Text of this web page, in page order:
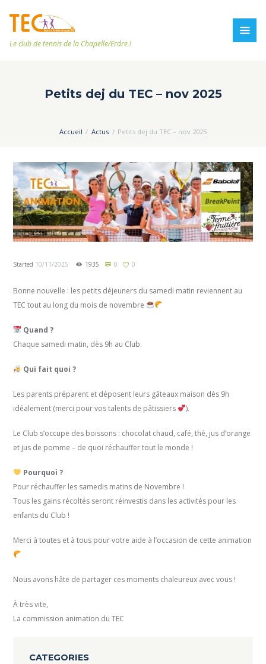
Le club de tennis de la Chapelle/Erdre !
Petits dej du TEC – nov 2025
Accueil Actus Petits dej du TEC – nov 2025
Started 10/11/2025 1935 0 0
Bonne nouvelle : les petits déjeuners du samedi matin reviennent au
TEC tout au long du mois de novembre
Quand ?
Chaque samedi matin, dès 9h au Club.
Qui fait quoi ?
Les parents préparent et déposent leurs gâteaux maison dès 9h
idéalement (merci pour vos talents de pâtissiers
).
Le Club s’occupe des boissons : chocolat chaud, café, thé, jus d’orange
et jus de pomme – de quoi réchauffer tout le monde !
Pourquoi ?
Pour réchauffer les samedis matins de Novembre !
Tous les gains récoltés seront réinvestis dans les activités pour les
enfants du Club !
Merci à toutes et à tous pour votre aide à l’occasion de cette animation
Nous avons hâte de partager ces moments chaleureux avec vous !
À très vite,
La commission animation du TEC
CATEGORIES